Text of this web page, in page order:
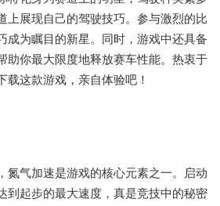
上展现自己的驾驶技巧。参与激烈的比
成为瞩目的新星。同时，游戏中还具备
助你最大限度地释放赛车性能。热衷于
载这款游戏，亲自体验吧！
氮气加速是游戏的核心元素之一。启动
到起步的最大速度，真是竞技中的秘密